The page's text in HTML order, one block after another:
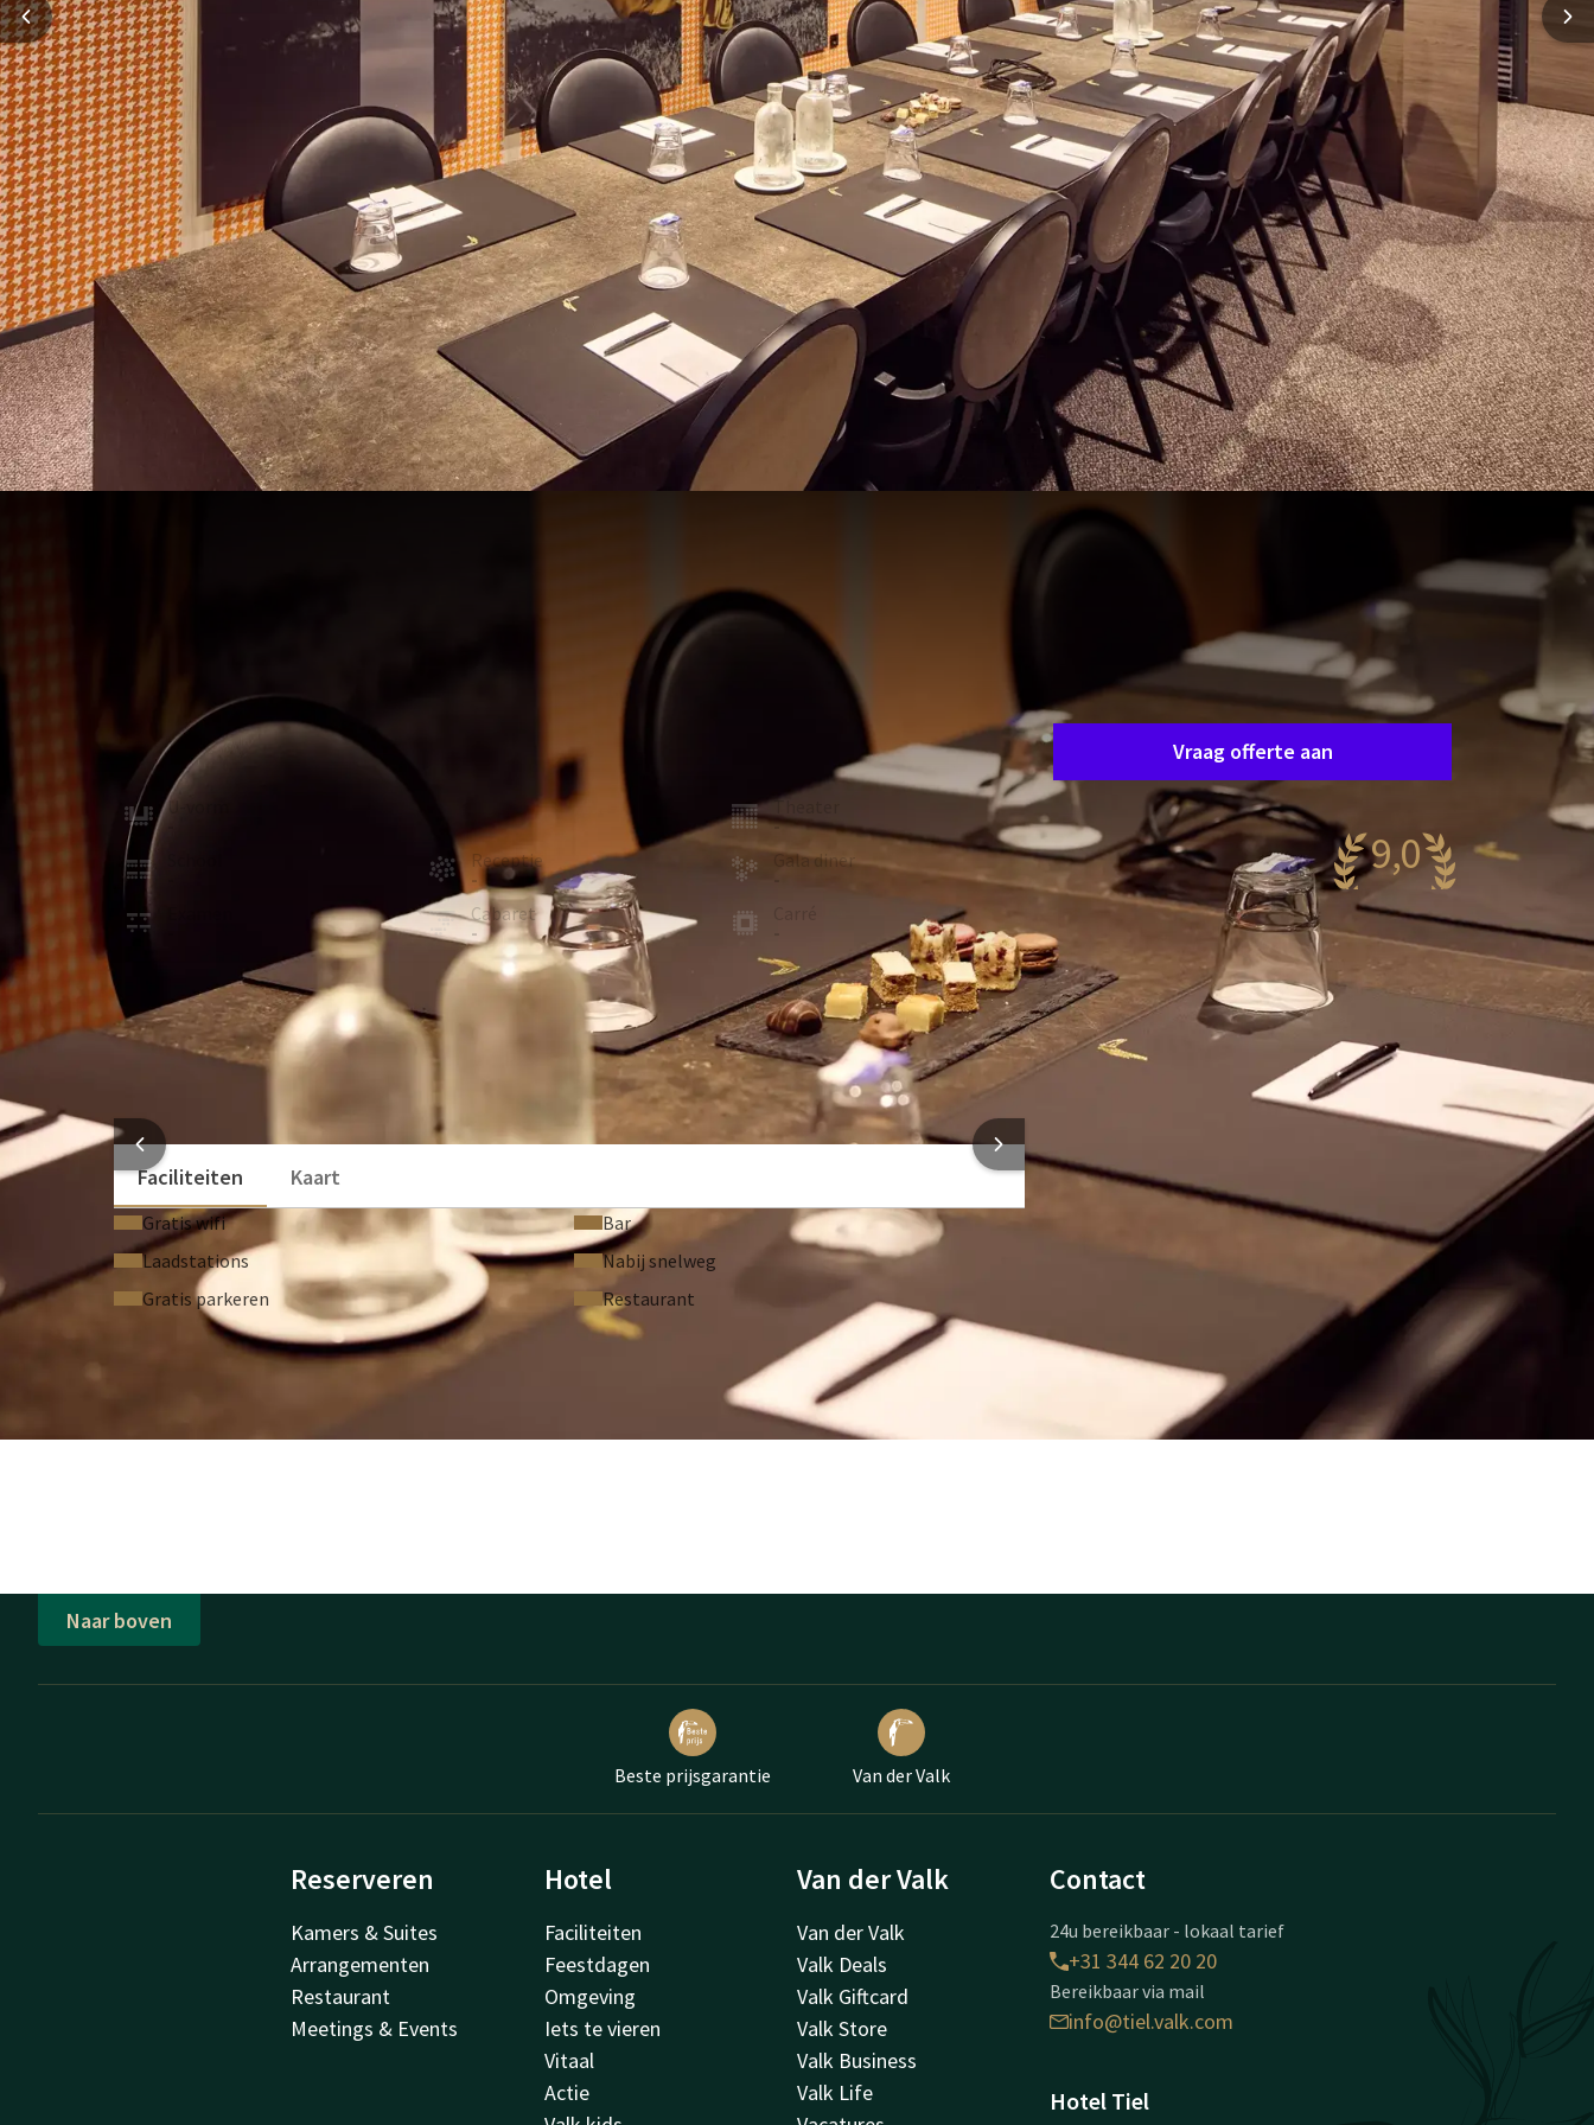
De Jonagold is een boardroom met een vaste vergadertafel en is uitermate geschikt voor vergaderingen en
bijeenkomsten met kleine groepen. De zaal beschikt over een flatscreen-tv met een aansluiting voor de
laptop en is voorzien van daglicht, maar kan ook verduisterd worden. In Hotel Tiel kunt u gebruik maken van de
gratis WIFI.
U-vorm
Boardroom
12
Theater
-
Receptie
-
Gala diner
Cabaret
-
ZAAL FACILITEITEN
In de zaal
Daglicht
Zaalverduistering
Airconditioning
Flip-over
Flatscreen-tv
Vraag eenvoudig en vrijblijvend een offerte aan en
we nemen spoedig contact op om samen uw
wensen af te stemmen.
Vraag offerte aan
9,0
Waanzinnig
490 reviews
HOTEL INFORMATIE
Faciliteiten
Kaart
Gratis wifi
Bar
Laadstations
Nabij snelweg
Gratis parkeren
Restaurant
Naar boven
Beste prijsgarantie Van der Valk
Reserveren
Kamers & Suites
Arrangementen
Restaurant
Meetings & Events
Hotel
Faciliteiten
Feestdagen
Omgeving
Iets te vieren
Vitaal
Actie
Van der Valk
Van der Valk
Valk Deals
Valk Giftcard
Valk Store
Valk Business
Valk Life
Contact
24u bereikbaar - lokaal tarief
+31 344 62 20 20
Bereikbaar via mail
info@tiel.valk.com
Hotel Tiel